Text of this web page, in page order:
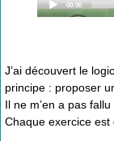
Current
time
00:00
J’ai découvert le
principe : proposer
Il ne m’en a pas
Chaque exercice